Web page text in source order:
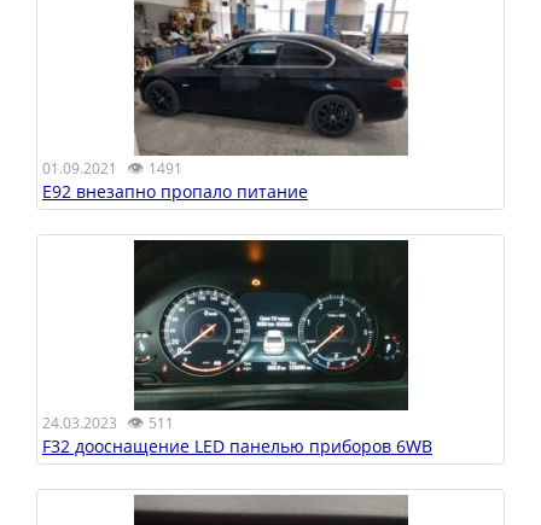
01.09.2021 👁 1491
E92 внезапно пропало питание
24.03.2023 👁 511
F32 дооснащение LED панелью приборов 6WB